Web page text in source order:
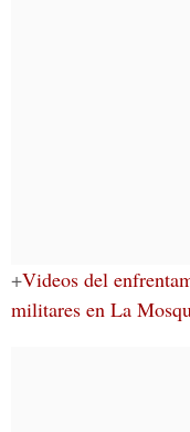
+Videos del
militares en La